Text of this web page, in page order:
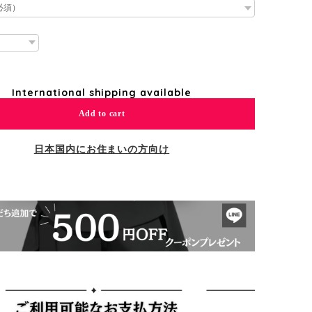
International shipping available
Add to cart
日本国内にお住まいの方向け